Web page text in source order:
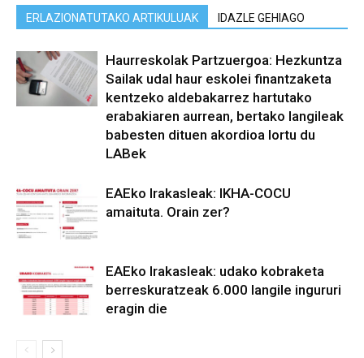
ERLAZIONATUTAKO ARTIKULUAK IDAZLE GEHIAGO
Haurreskolak Partzuergoa: Hezkuntza
Sailak udal haur eskolei finantzaketa
kentzeko aldebakarrez hartutako
erabakiaren aurrean, bertako langileak
babesten dituen akordioa lortu du
LABek
EAEko Irakasleak: IKHA-COCU
amaituta. Orain zer?
EAEko Irakasleak: udako kobraketa
berreskuratzeak 6.000 langile ingururi
eragin die